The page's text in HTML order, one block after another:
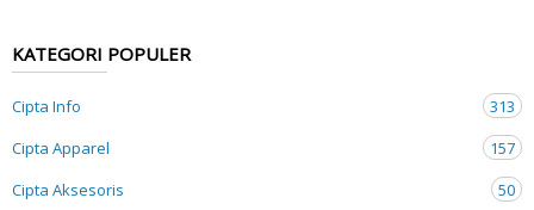
KATEGORI POPULER
Cipta Info
313
Cipta Apparel
157
Cipta Aksesoris
50